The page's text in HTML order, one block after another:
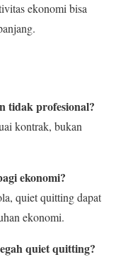
ekonomi bisa
tidak profesional?
kontrak, bukan
ekonomi?
quiet quitting dapat
ekonomi.
quiet quitting?